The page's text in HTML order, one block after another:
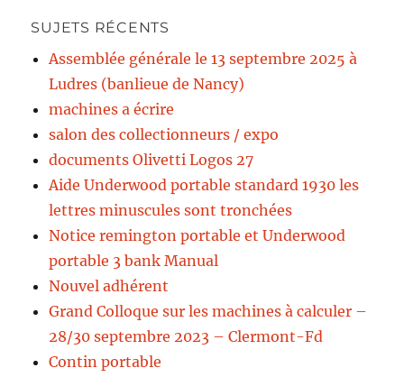
SUJETS RÉCENTS
Assemblée générale le 13 septembre 2025 à
Ludres (banlieue de Nancy)
machines a écrire
salon des collectionneurs / expo
documents Olivetti Logos 27
Aide Underwood portable standard 1930 les
lettres minuscules sont tronchées
Notice remington portable et Underwood
portable 3 bank Manual
Nouvel adhérent
Grand Colloque sur les machines à calculer –
28/30 septembre 2023 – Clermont-Fd
Contin portable